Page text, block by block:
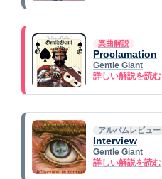
楽曲解説
Proclamation
Gentle Giant
詳しい解説を読む
アルバムレビュー
Interview
Gentle Giant
詳しい解説を読む